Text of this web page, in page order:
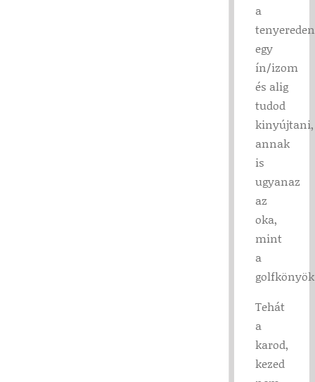
a
tenyereden
egy
ín/izom
és alig
tudod
kinyújtani,
annak
is
ugyanaz
az
oka,
mint
a
Tehát
a
karod,
kezed